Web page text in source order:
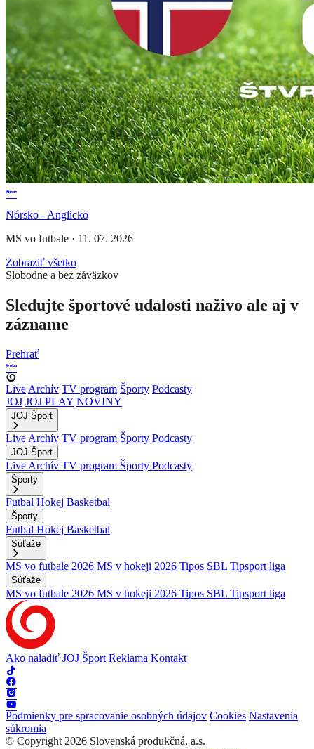
Nórsko - Anglicko
MS vo futbale · 11. 07. 2026
Zobraziť všetko
Slobodne a bez záväzkov
Sledujte športové udalosti naživo ale aj v
zázname
Prehrať
Live Archív TV program Športy Podcasty
JOJ JOJ PLAY NOVINY
JOJ Šport
Live Archív TV program Športy Podcasty
JOJ Šport
Live Archív TV program Športy Podcasty
Športy
Futbal Hokej Basketbal
Športy
Futbal Hokej Basketbal
Súťaže
MS vo futbale 2026 MS v hokeji 2026 Tipos SBL Tipsport liga
Súťaže
MS vo futbale 2026 MS v hokeji 2026 Tipos SBL Tipsport liga
Ako naladiť JOJ Šport Reklama Kontakt
Podmienky pre spracovanie osobných údajov Cookies Nastavenia
súkromia
© Copyright 2026 Slovenská produkčná, a.s.